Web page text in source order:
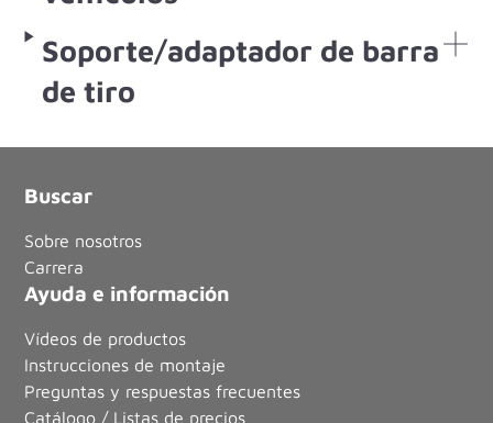
Soporte/adaptador de barra
de tiro
Buscar
Sobre nosotros
Carrera
Ayuda e información
Vídeos de productos
Instrucciones de montaje
Preguntas y respuestas frecuentes
Catálogo / Listas de precios